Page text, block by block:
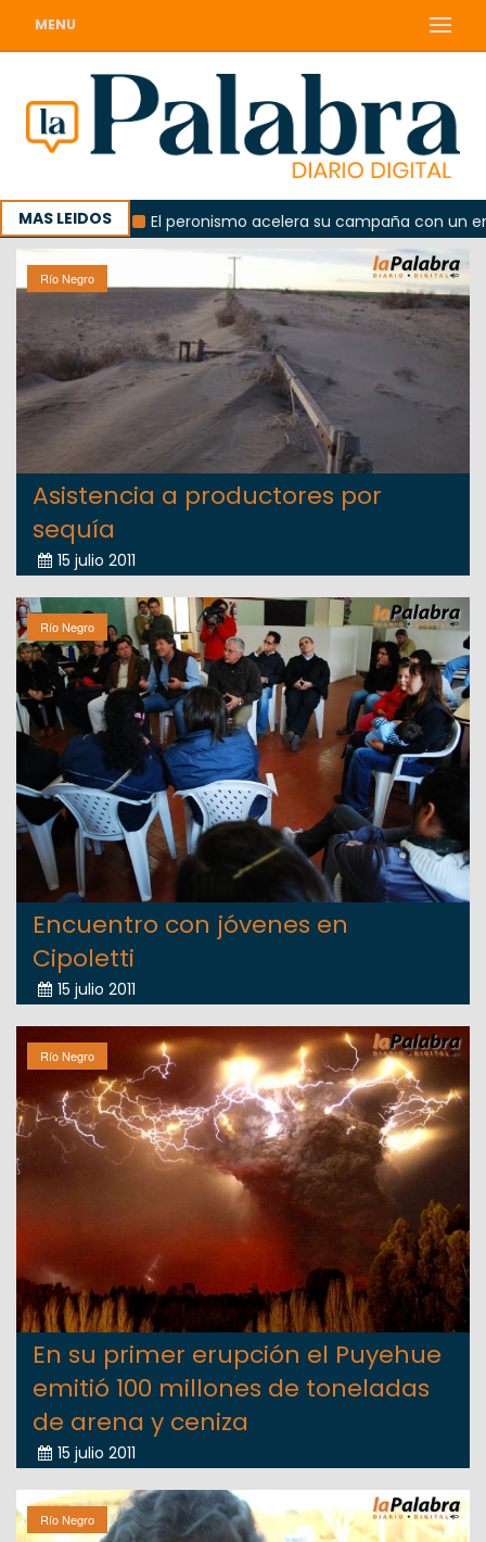
MENU
MAS LEIDOSEl peronismo acelera su campaña con un
Río Negro
Asistencia a productores por
sequía
15 julio 2011
Río Negro
Encuentro con jóvenes en
Cipoletti
15 julio 2011
Río Negro
En su primer erupción el Puyehue
emitió 100 millones de toneladas
de arena y ceniza
15 julio 2011
Río Negro